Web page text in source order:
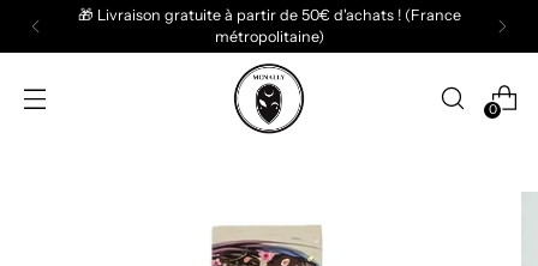
🎁 Livraison gratuite à partir de 50€ d'achats ! (France
métropolitaine)
0